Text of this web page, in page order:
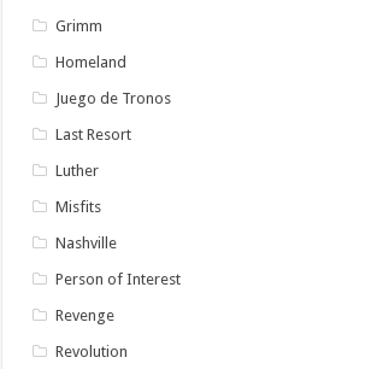
Grimm
Homeland
Juego de Tronos
Last Resort
Luther
Misfits
Nashville
Person of Interest
Revenge
Revolution